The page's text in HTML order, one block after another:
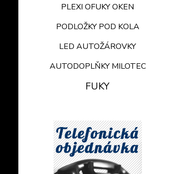
PLEXI OFUKY OKEN
PODLOŽKY POD KOLA
LED AUTOŽÁROVKY
AUTODOPLŇKY MILOTEC
FUKY